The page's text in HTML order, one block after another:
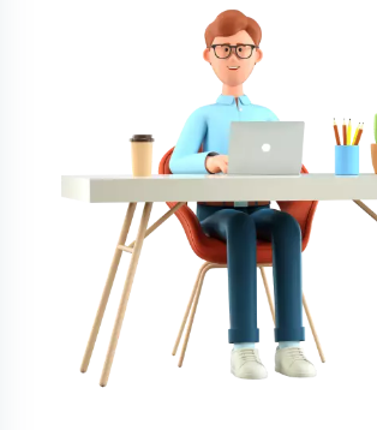
Цена3300 ₽
4 минуты назад
Курсовая работа
Курсовая работа: Кадровый аудит на
предприятии – Студландия
Уникальность
50%
Срок выполнения29 дней